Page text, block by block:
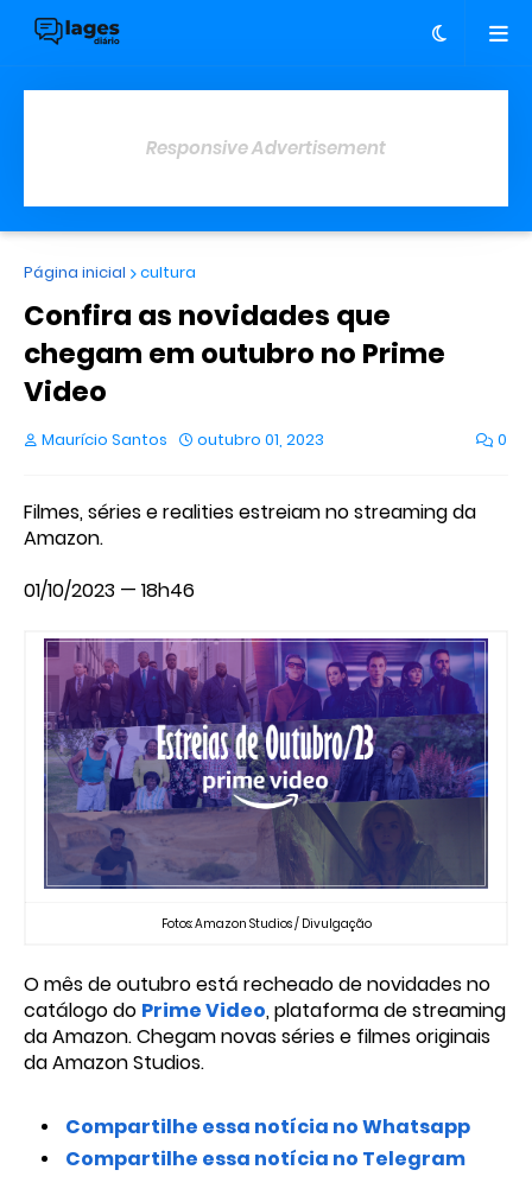
Responsive Advertisement
Página inicial cultura
Confira as novidades que
chegam em outubro no Prime
Video
Maurício Santos outubro 01, 2023 0
Filmes, séries e realities estreiam no streaming da
Amazon.
01/10/2023 — 18h46
Fotos: Amazon Studios / Divulgação
O mês de outubro está recheado de novidades no
catálogo do Prime Video, plataforma de streaming
da Amazon. Chegam novas séries e filmes originais
da Amazon Studios.
Compartilhe essa notícia no Whatsapp
Compartilhe essa notícia no Telegram